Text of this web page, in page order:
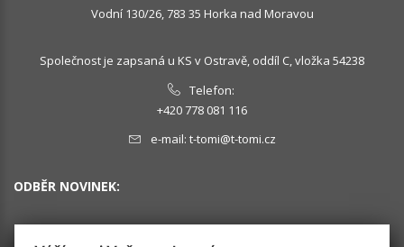
Vodní 130/26, 783 35 Horka nad Moravou
Společnost je zapsaná u KS v Ostravě, oddíl C, vložka 54238
Telefon:
+420 778 081 116
e-mail: t-tomi@t-tomi.cz
ODBĚR NOVINEK: